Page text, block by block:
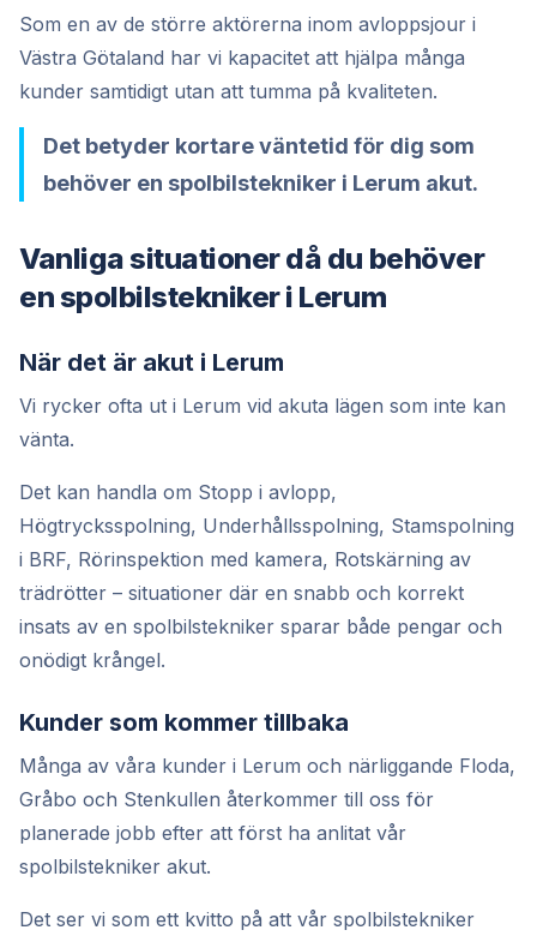
Som en av de större aktörerna inom avloppsjour i
Västra Götaland har vi kapacitet att hjälpa många
kunder samtidigt utan att tumma på kvaliteten.
Det betyder kortare väntetid för dig som
behöver en spolbilstekniker i Lerum akut.
Vanliga situationer då du behöver
en spolbilstekniker i Lerum
När det är akut i Lerum
Vi rycker ofta ut i Lerum vid akuta lägen som inte kan
vänta.
Det kan handla om Stopp i avlopp,
Högtrycksspolning, Underhållsspolning, Stamspolning
i BRF, Rörinspektion med kamera, Rotskärning av
trädrötter – situationer där en snabb och korrekt
insats av en spolbilstekniker sparar både pengar och
onödigt krångel.
Kunder som kommer tillbaka
Många av våra kunder i Lerum och närliggande Floda,
Gråbo och Stenkullen återkommer till oss för
planerade jobb efter att först ha anlitat vår
spolbilstekniker akut.
Det ser vi som ett kvitto på att vår spolbilstekniker